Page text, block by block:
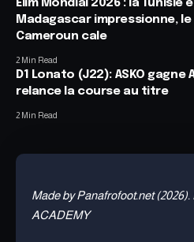
Elim Mondial 2026 : la Tunisie
Madagascar impressionne, le
Cameroun cale
2 Min Read
D1 Lonato (J22): ASKO gagne
relance la course au titre
2 Min Read
Made by Panafrofoot.net
ACADEMY